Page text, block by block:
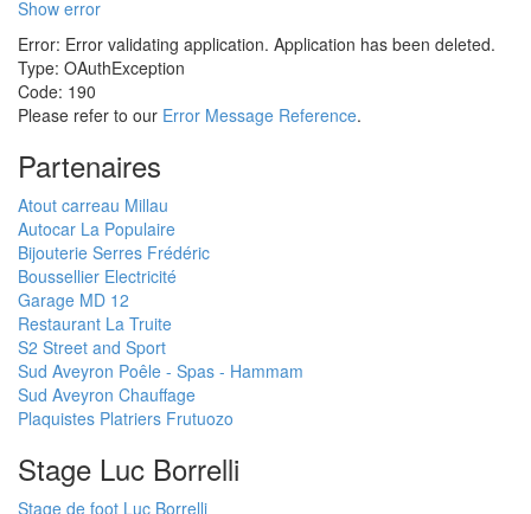
Show error
Error: Error validating application. Application has been deleted.
Type: OAuthException
Code: 190
Please refer to our Error Message Reference.
Partenaires
Atout carreau Millau
Autocar La Populaire
Bijouterie Serres Frédéric
Boussellier Electricité
Garage MD 12
Restaurant La Truite
S2 Street and Sport
Sud Aveyron Poêle - Spas - Hammam
Sud Aveyron Chauffage
Plaquistes Platriers Frutuozo
Stage Luc Borrelli
Stage de foot Luc Borrelli